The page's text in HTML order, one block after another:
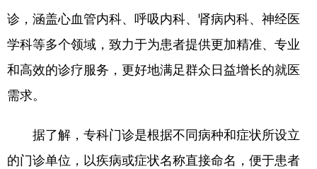
诊，涵盖心血管内科、呼吸内科、肾病内科、神经医
学科等多个领域，致力于为患者提供更加精准、专业
和高效的诊疗服务，更好地满足群众日益增长的就医
需求。
据了解，专科门诊是根据不同病种和症状所设立
的门诊单位，以疾病或症状名称直接命名，便于患者